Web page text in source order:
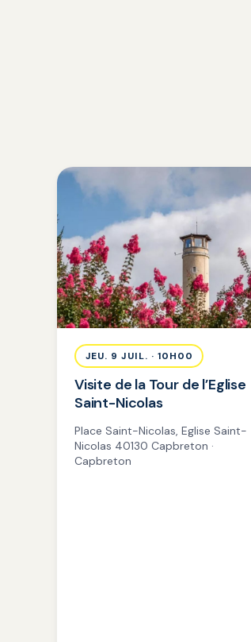
JEU. 9 JUIL. · 10H00
Visite de la Tour de l’Eglise
Saint-Nicolas
Place Saint-Nicolas, Eglise Saint-
Nicolas 40130 Capbreton ·
Capbreton